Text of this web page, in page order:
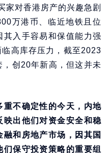
家对香港房产的兴趣急剧
万港币、临近地铁且位
入手容易和保值能力强
高库存压力，截至2023
创20年新高，但这并未
重不确定性的今天，内地
出他们对资金安全和稳
和房地产市场，因其国
保守投资策略的重要组